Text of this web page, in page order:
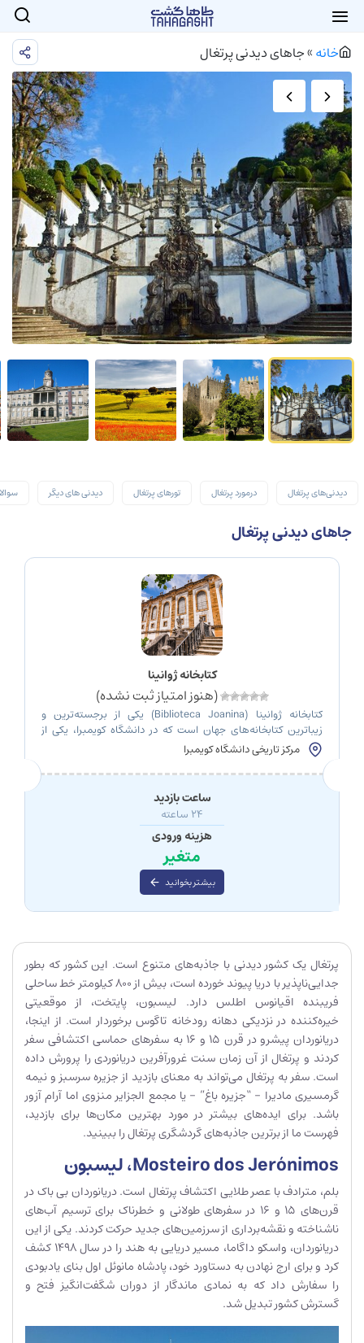
خانه»جاهای دیدنی پرتغال
دیدنی‌های پرتغال درمورد پرتغال تورهای پرتغال دیدنی های دیگر
جاهای دیدنی پرتغال
کتابخانه ژوانینا
(هنوز امتیاز ثبت نشده)
کتابخانه ژوانینا (Biblioteca Joanina) یکی از برجسته‌ترین و
زیباترین کتابخانه‌های جهان است که در دانشگاه کویمبرا، یکی از
قدیمی‌ترین دانشگاه‌های اروپا در پرتغال، قرار دارد. این کتابخانه که
نام‌گذاری شده، نه تنها به دلیل مجموعه‌های نادر و ارزشمند
کتاب‌های تاریخی‌اش شناخته می‌شود، بلکه […]
مرکز تاریخی دانشگاه کویمبرا
ساعت بازدید
24 ساعته
هزینه ورودی
متغیر
بیشتر بخوانید
پرتغال یک کشور دیدنی با جاذبه‌های متنوع است. این کشور که بطور
جدایی‌ناپذیر با دریا پیوند خورده است، بیش از 800 کیلومتر خط ساحلی
فریبنده اقیانوس اطلس دارد. لیسبون، پایتخت، از موقعیتی
خیره‌کننده در نزدیکی دهانه رودخانه تاگوس برخوردار است. از اینجا،
دریانوردان پیشرو در قرن 15 و 16 به سفرهای حماسی اکتشافی سفر
کردند و پرتغال از آن زمان سنت غرورآفرین دریانوردی را پرورش داده
است. سفر به پرتغال می‌تواند به معنای بازدید از جزیره سرسبز و نیمه
گرمسیری مادیرا – “جزیره باغ” – یا مجمع الجزایر منزوی اما آرام آزور
باشد. برای ایده‌های بیشتر در مورد بهترین مکان‌ها برای بازدید،
فهرست ما از برترین جاذبه‌های گردشگری پرتغال را ببینید.
Mosteiro dos Jerónimos، لیسبون
بلم، مترادف با عصر طلایی اکتشاف پرتغال است. دریانوردان بی باک در
قرن‌های 15 و 16 در سفرهای طولانی و خطرناک برای ترسیم آب‌های
ناشناخته و نقشه‌برداری از سرزمین‌های جدید حرکت کردند. یکی از این
دریانوردان، واسکو داگاما، مسیر دریایی به هند را در سال 1498 کشف
کرد و برای ارج نهادن به دستاورد خود، پادشاه مانوئل اول بنای یادبودی
را سفارش داد که به نمادی ماندگار از دوران شگفت‌انگیز فتح و
گسترش کشور تبدیل شد.